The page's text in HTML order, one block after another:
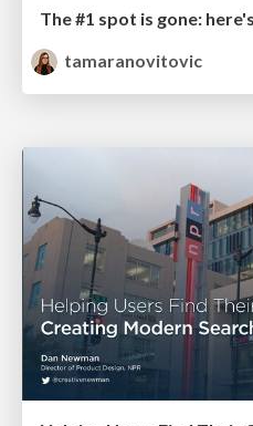
The #1 spot is gone:
tamaranovitovic